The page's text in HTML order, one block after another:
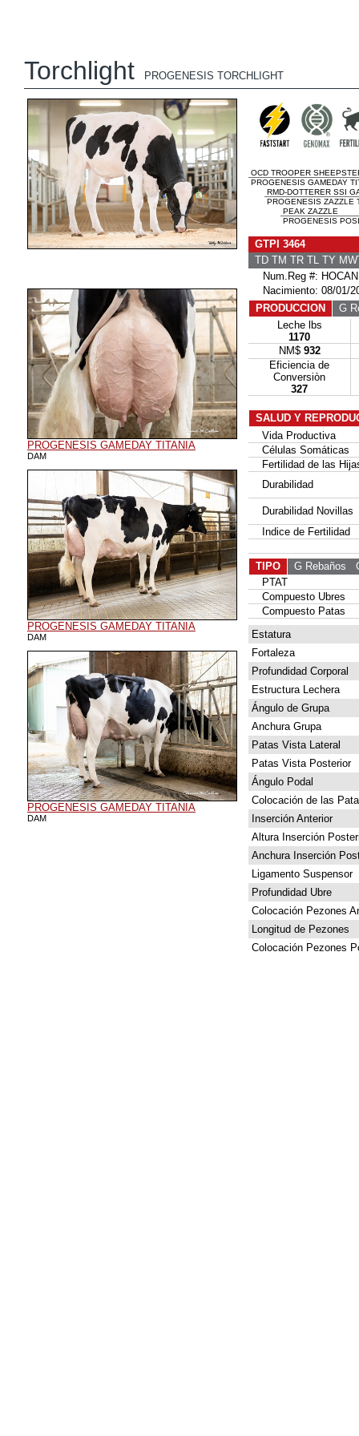
Torchlight PROGENESIS TORCHLIGHT
PROGENESIS GAMEDAY TITANIA
DAM
PROGENESIS GAMEDAY TITANIA
DAM
PROGENESIS GAMEDAY TITANIA
DAM
OCD TROOPER
PROGENESIS GAMEDAY
RMD-DOTTERER SSI
PROGENESIS ZAZZLE
PEAK ZAZZLE
PROGENESIS
GTPI 3464
TD TM TR TL TY
Num.Reg #:
Nacimiento: 08/01/
PRODUCCION
G
Leche lbs
1170
NM$ 932
Eficiencia de
Conversiòn
327
SALUD Y
Vida Productiva
Células Somáticas
Fertilidad de las
Durabilidad
Durabilidad Novillas
Indice de Fertilidad
TIPO G Rebaños
PTAT
Compuesto Ubres
Compuesto Patas
Estatura
Fortaleza
Profundidad Corporal
Estructura Lechera
Ángulo de Grupa
Anchura Grupa
Patas Vista Lateral
Patas Vista Posterior
Ángulo Podal
Colocación de las
Inserción Anterior
Altura Inserción
Anchura Inserción
Ligamento Suspensor
Profundidad Ubre
Colocación Pezones
Longitud de Pezones
Colocación Pezones